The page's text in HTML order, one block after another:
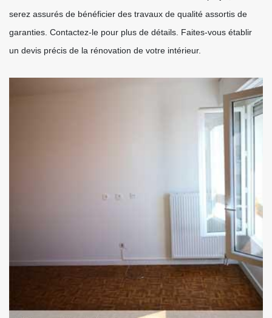
serez assurés de bénéficier des travaux de qualité assortis de
garanties. Contactez-le pour plus de détails. Faites-vous établir
un devis précis de la rénovation de votre intérieur.